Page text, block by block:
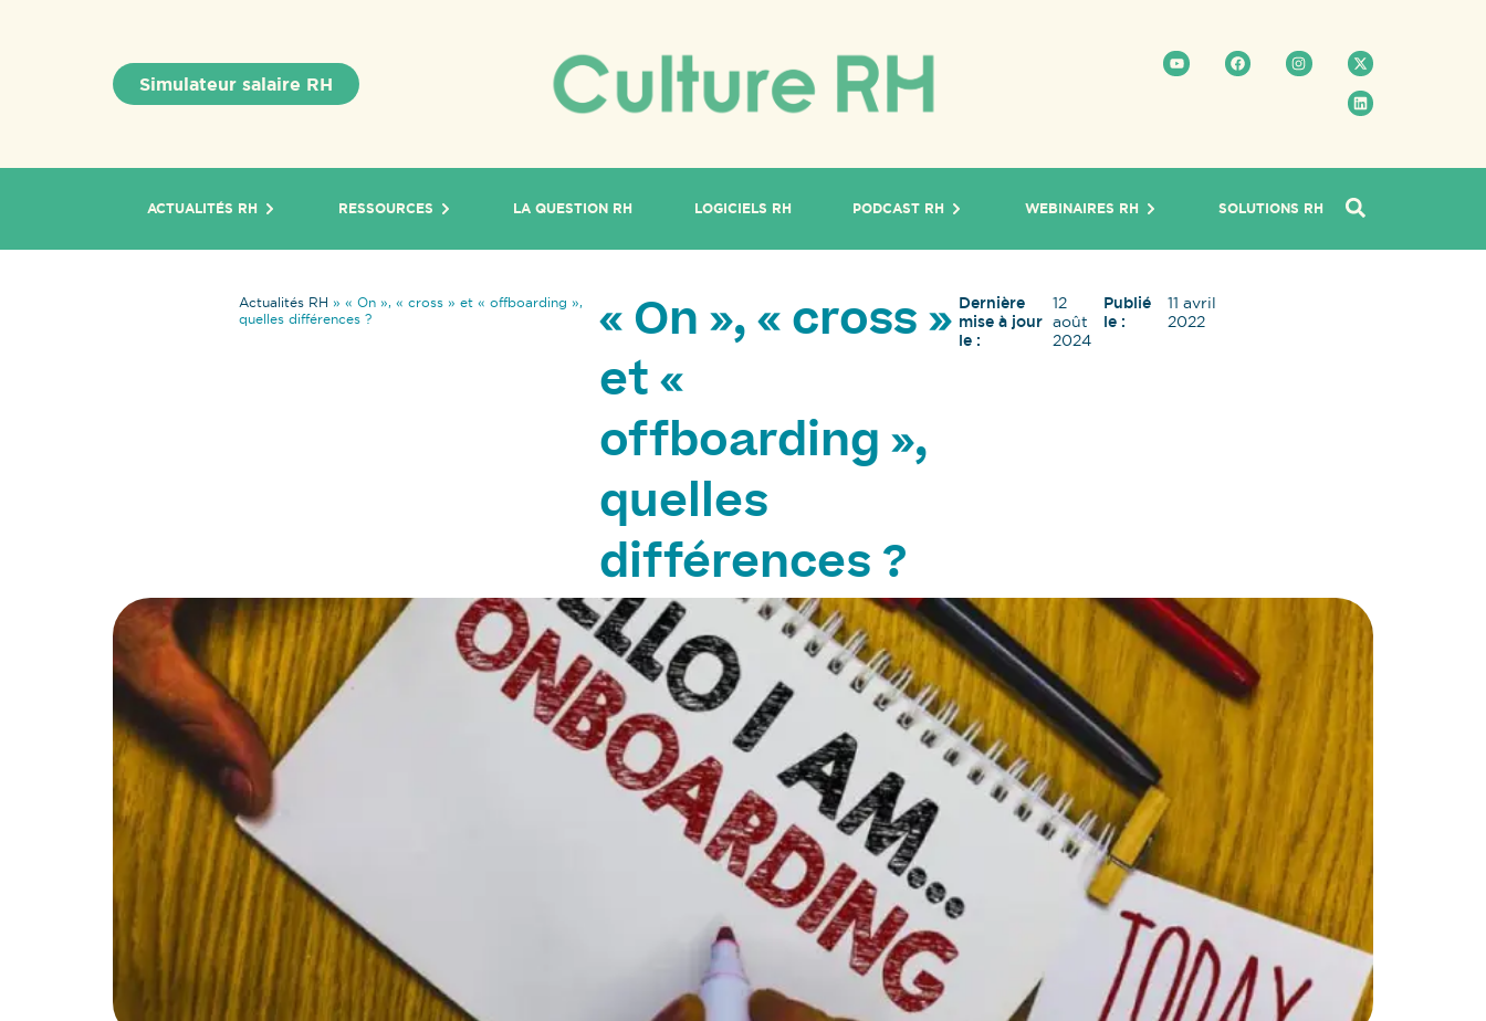
Simulateur salaire RH
ACTUALITÉS RH RESSOURCES LA QUESTION RH LOGICIELS RH PODCAST RH WEBINAIRES RH SOLUTIONS RH
Actualités RH » « On », « cross » et « offboarding »,
quelles différences ?
« On », « cross »
et «
offboarding »,
quelles
différences ?
Dernière
mise à jour
le :
12
août
2024
Publié
le :
11 avril
2022